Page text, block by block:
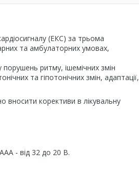
(ЕКС) за трьома
та амбулаторних умовах,
ритму, ішемічних змін
та гіпотонічних змін, адаптації,
вносити корективи в лікувальну
- від 32 до 20 В.